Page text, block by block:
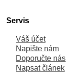
Servis
Váš účet
Napište nám
Doporučte nás
Napsat článek